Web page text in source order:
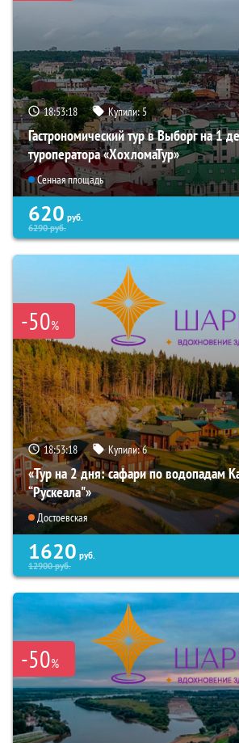
18:53:17 Купили:5
Гастрономический тур в Выборг на 1
туроператора «ХохломаТур»
Сенная площадь
620 руб.
6290руб.
-50%
18:53:17 Купили:6
«Тур на 2 дня: сафари по водопадам
“Рускеала"»
Достоевская
1620 руб.
12900руб.
-50%